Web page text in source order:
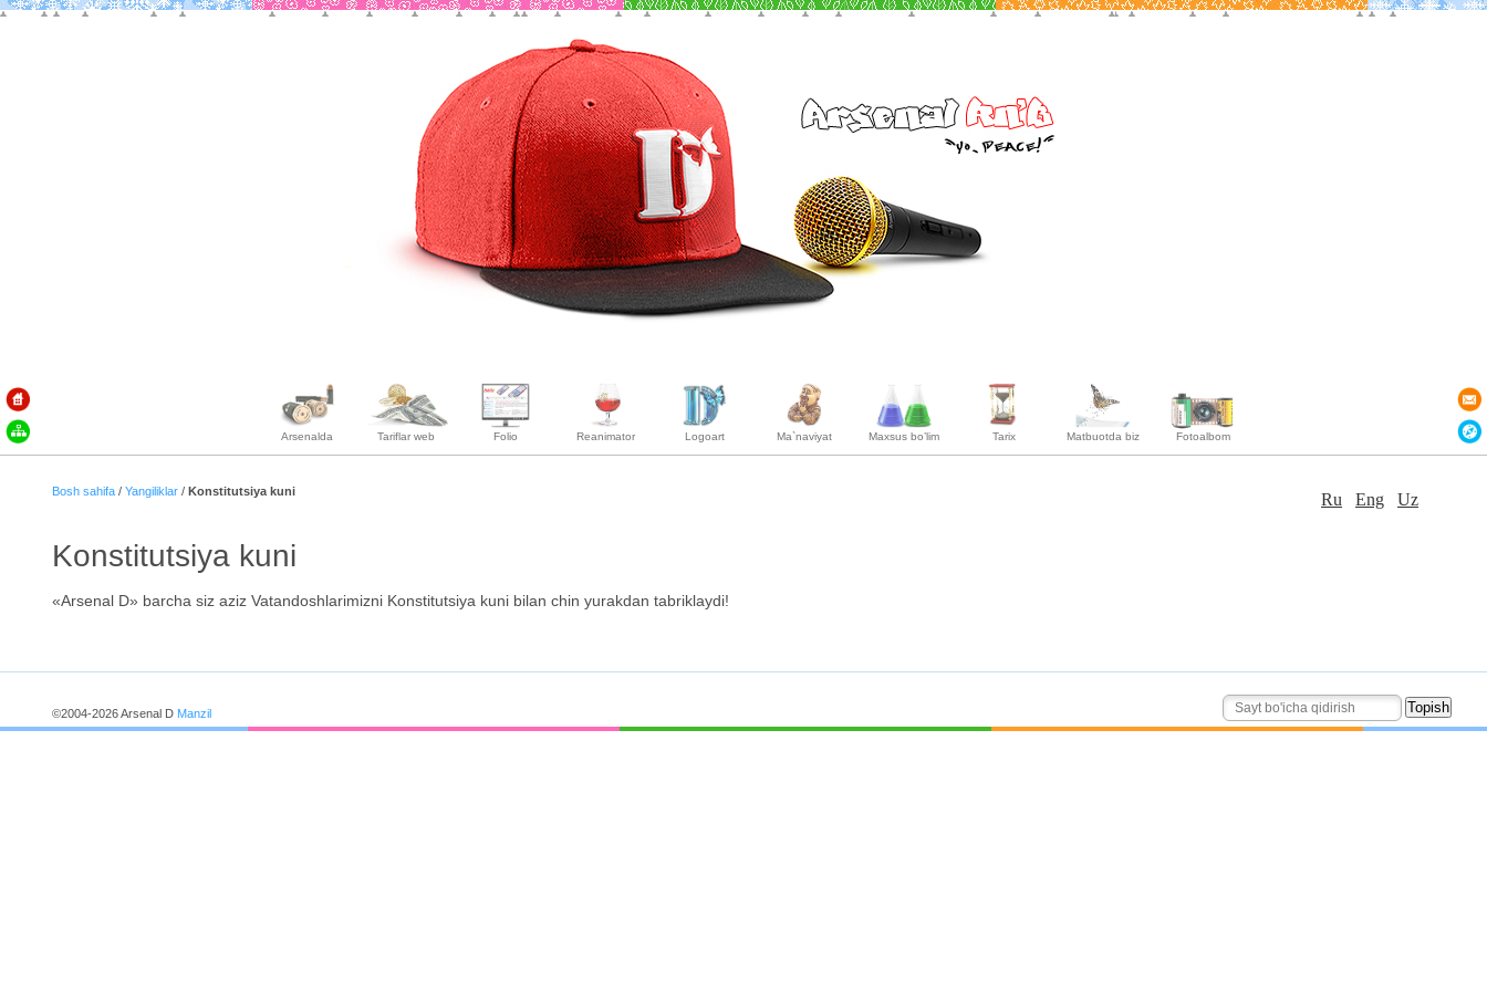
Arsenalda Tariflar web Folio Reanimator Logoart Ma`naviyat Maxsus bo’lim Tarix Matbuotda biz Fotoalbom
Bosh sahifa / Yangiliklar / Konstitutsiya kuni Ru Eng Uz
Konstitutsiya kuni
«Arsenal D» barcha siz aziz Vatandoshlarimizni Konstitutsiya kuni bilan chin yurakdan tabriklaydi!
©2004-2026 Arsenal D Manzil